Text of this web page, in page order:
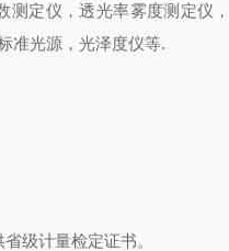
定仪，透光率雾度测定仪
准光源，光泽度仪等.
级计量检定证书。